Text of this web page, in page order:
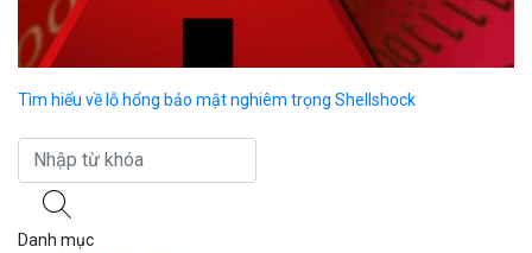
Tìm hiểu về lỗ hổng bảo mật nghiêm trọng Shellshock
Danh mục